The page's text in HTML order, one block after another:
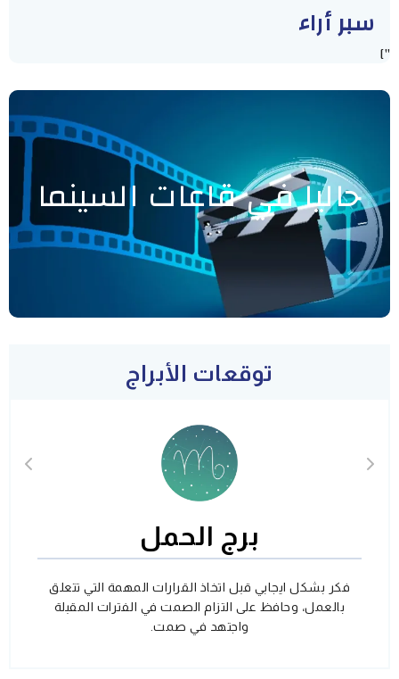
سبر أراء
"]
حاليا في قاعات السينما
توقعات الأبراج
برج الحمل
فكر بشكل ايجابي قبل اتخاذ القرارات المهمة التي تتعلق
بالعمل، وحافظ على التزام الصمت في الفترات المقبلة
واجتهد في صمت.